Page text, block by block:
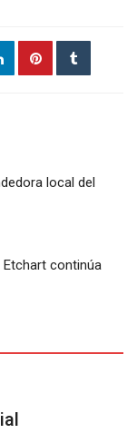
local del
Etchart continúa